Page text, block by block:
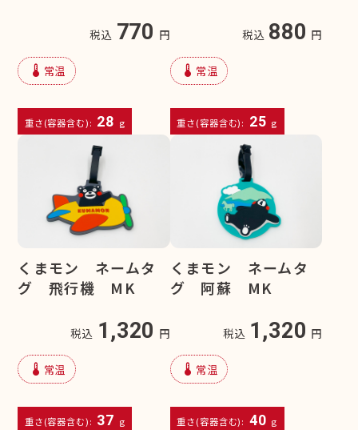
税込 770 円
device_thermostat 常温
重さ(容器含む): 28 g
税込 880 円
device_thermostat 常温
重さ(容器含む): 25 g
くまモン ネームタ
グ 飛行機 MK
税込 1,320 円
device_thermostat 常温
重さ(容器含む): 37 g
くまモン ネームタ
グ 阿蘇 MK
税込 1,320 円
device_thermostat 常温
重さ(容器含む): 40 g